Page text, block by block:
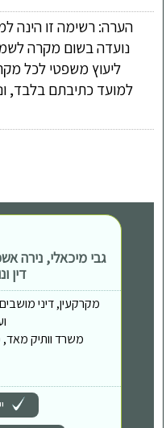
הערה: רשימה זו הינה
נועדה בשום מקרה
ליעוץ משפטי לכל
למועד כתיבתם בלבד,
גבי מיכאלי, נירה
דין
מקרקעין, דיני מושבים
משרד וותיק מאד,